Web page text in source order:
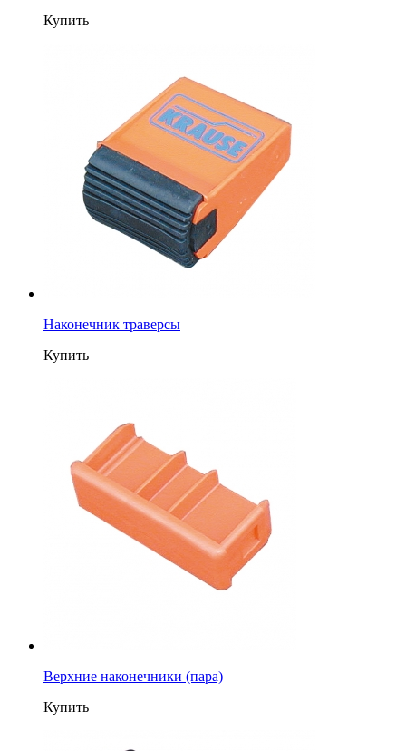
Купить
Наконечник траверсы
Купить
Верхние наконечники (пара)
Купить